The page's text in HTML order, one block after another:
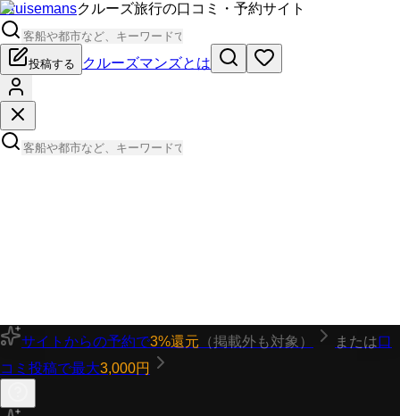
Cruisemansクルーズ旅行の口コミ・予約サイト
投稿する クルーズマンズとは
サイトからの予約で3%還元 （掲載外も対象） または口
コミ投稿で最大3,000円